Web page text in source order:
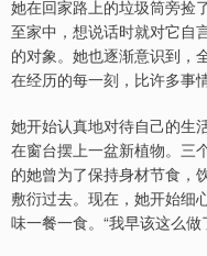
她在回家路上的垃圾筒旁捡
至家中，想说话时就对它自
的对象。她也逐渐意识到，
在经历的每一刻，比许多事
她开始认真地对待自己的生
在窗台摆上一盆新植物。三
的她曾为了保持身材节食，
敷衍过去。现在，她开始细
味一餐一食。“我早该这么做